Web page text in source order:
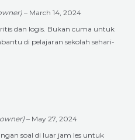
– March 14, 2024
dan logis. Bukan cuma untuk
di pelajaran sekolah sehari-
– May 27, 2024
soal di luar jam les untuk